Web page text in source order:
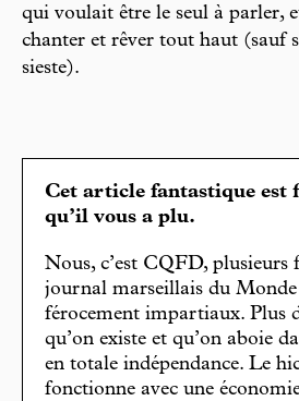
qui voulait être le seul à parler,
chanter et rêver tout haut (sauf
sieste).
Cet article fantastique est
qu’il vous a plu.
Nous, c’est CQFD, plusieurs
journal marseillais du Monde
férocement impartiaux. Plus
qu’on existe et qu’on aboie
en totale indépendance. Le
fonctionne avec une